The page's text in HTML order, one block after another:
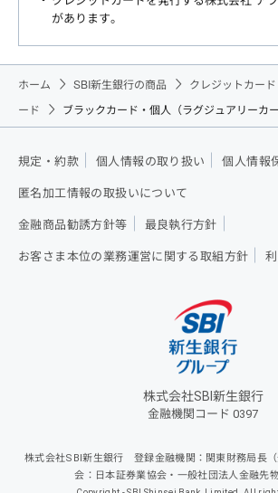
があります。
ホーム SBI新生銀行の商品 クレジットカード
ード
ブラックカード・個人（ラグジュアリーカー
規定・約款 個人情報の取り扱い 個人情報
匿名加工情報の取扱いについて
金融商品勧誘方針等 最良執行方針
お客さま本位の業務運営に関する取組方針
株式会社SBI新生銀行
金融機関コード 0397
株式会社SBI新生銀行 登録金融機関：関東財務局長
会：日本証券業協会・一般社団法人金融先